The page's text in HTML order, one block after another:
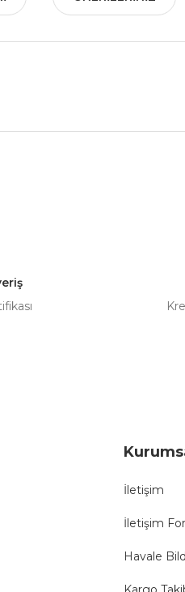
Gönder
İletişim
İletişim
Havale